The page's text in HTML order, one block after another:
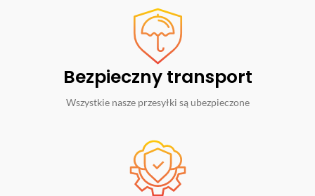
Bezpieczny transport
Wszystkie nasze przesyłki są ubezpieczone